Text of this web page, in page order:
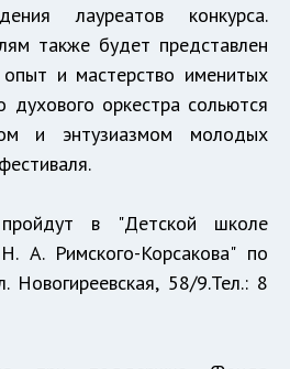
лауреатов конкурса.
также будет представлен
и мастерство именитых
духового оркестра сольются
и энтузиазмом молодых
в "Детской школе
Римского-Корсакова" по
Новогиреевская, 58/9.Тел.: 8